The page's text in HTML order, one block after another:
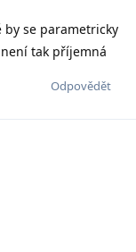
by se parametricky
není tak příjemná
Odpovědět